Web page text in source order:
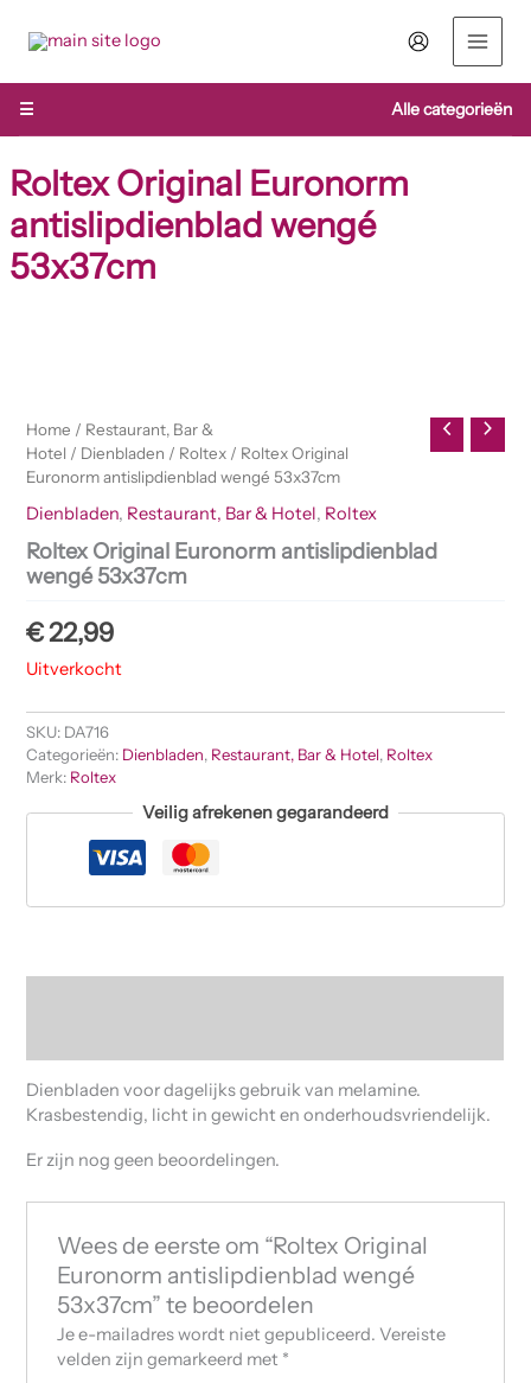
naar
inhoud
☰
Alle categorieën
Roltex Original Euronorm
antislipdienblad wengé
53x37cm
Home / Restaurant, Bar &
Hotel / Dienbladen / Roltex / Roltex Original
Euronorm antislipdienblad wengé 53x37cm
Dienbladen, Restaurant, Bar & Hotel, Roltex
Roltex Original Euronorm antislipdienblad
wengé 53x37cm
€22,99
Uitverkocht
SKU: DA716
Categorieën: Dienbladen, Restaurant, Bar & Hotel, Roltex
Merk: Roltex
Veilig afrekenen gegarandeerd
Dienbladen voor dagelijks gebruik van melamine.
Krasbestendig, licht in gewicht en onderhoudsvriendelijk.
Er zijn nog geen beoordelingen.
Wees de eerste om “Roltex Original
Euronorm antislipdienblad wengé
53x37cm” te beoordelen
Je e-mailadres wordt niet gepubliceerd. Vereiste
velden zijn gemarkeerd met *